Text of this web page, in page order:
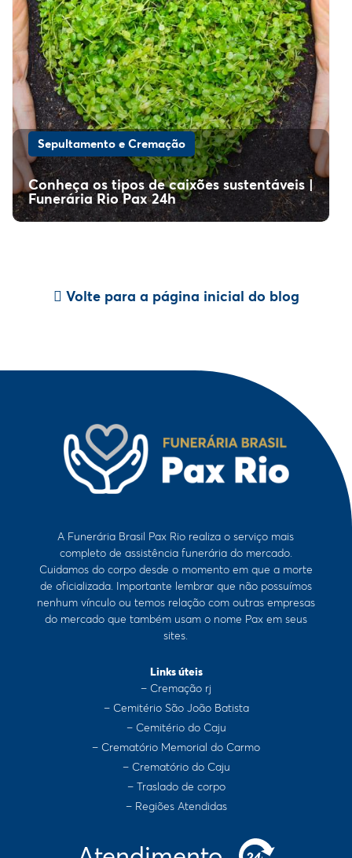
Sepultamento e Cremação
Conheça os tipos de caixões sustentáveis |
Funerária Rio Pax 24h
Volte para a página inicial do blog
A Funerária Brasil Pax Rio realiza o serviço mais
completo de assistência funerária do mercado.
Cuidamos do corpo desde o momento em que a morte
de oficializada. Importante lembrar que não possuímos
nenhum vínculo ou temos relação com outras empresas
do mercado que também usam o nome Pax em seus
sites.
Links úteis
– Cremação rj
– Cemitério São João Batista
– Cemitério do Caju
– Crematório Memorial do Carmo
– Crematório do Caju
– Traslado de corpo
– Regiões Atendidas